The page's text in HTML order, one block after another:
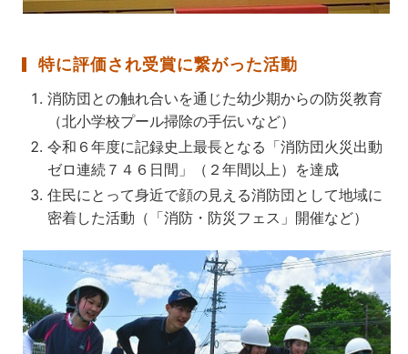
特に評価され受賞に繋がった活動
消防団との触れ合いを通じた幼少期からの防災教育
（北小学校プール掃除の手伝いなど）
令和６年度に記録史上最長となる「消防団火災出動
ゼロ連続７４６日間」（２年間以上）を達成
住民にとって身近で顔の見える消防団として地域に
密着した活動（「消防・防災フェス」開催など）